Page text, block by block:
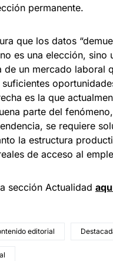
permanente.
que los datos
es una elección, sino
de un mercado laboral
es la que
parte del
se requiere
la estructura
de acceso al
sección Actualidad
editorial